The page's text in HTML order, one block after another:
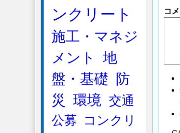
コ
ンクリート
施工・マネジ
メント
地
盤・基礎
防
災
環境 交通
公募
コンクリ